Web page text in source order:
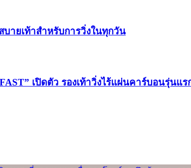
บายเท้าสำหรับการวิ่งในทุกวัน
เปิดตัว รองเท้าวิ่งไร้แผ่นคาร์บอนรุ่นแ